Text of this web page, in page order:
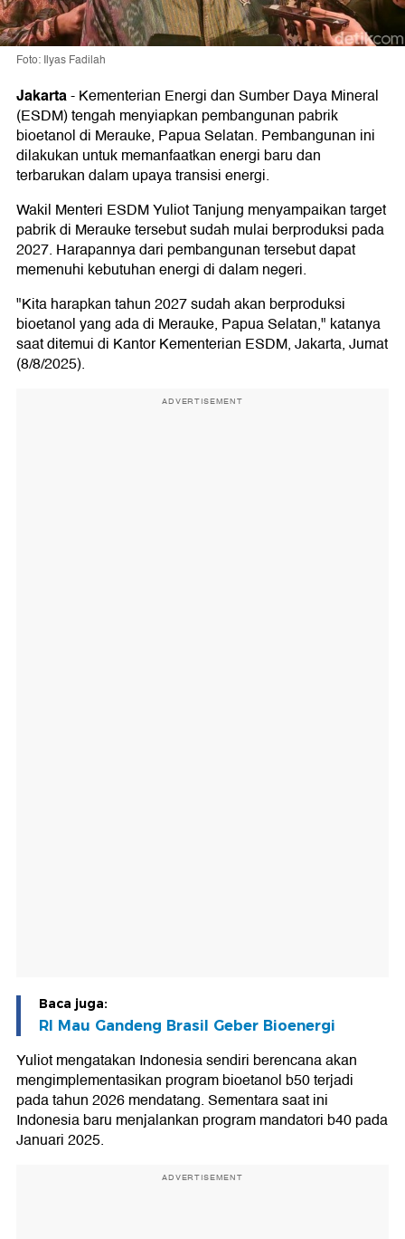
Foto: Ilyas Fadilah
Jakarta-Kementerian Energi dan Sumber Daya Mineral
(ESDM) tengah menyiapkan pembangunan pabrik
bioetanol di Merauke, Papua Selatan. Pembangunan ini
dilakukan untuk memanfaatkan energi baru dan
terbarukan dalam upaya transisi energi.
Wakil Menteri ESDM Yuliot Tanjung menyampaikan target
pabrik di Merauke tersebut sudah mulai berproduksi pada
2027. Harapannya dari pembangunan tersebut dapat
memenuhi kebutuhan energi di dalam negeri.
"Kita harapkan tahun 2027 sudah akan berproduksi
bioetanol yang ada di Merauke, Papua Selatan," katanya
saat ditemui di Kantor Kementerian ESDM, Jakarta, Jumat
(8/8/2025).
ADVERTISEMENT
Baca juga:
RI Mau Gandeng Brasil Geber Bioenergi
Yuliot mengatakan Indonesia sendiri berencana akan
mengimplementasikan program bioetanol b50 terjadi
pada tahun 2026 mendatang. Sementara saat ini
Indonesia baru menjalankan program mandatori b40 pada
Januari 2025.
ADVERTISEMENT